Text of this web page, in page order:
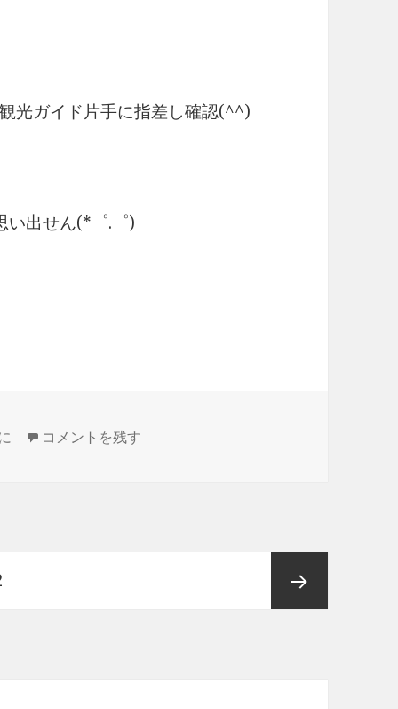
光ガイド片手に指差し確認(^^)
出せん(*゜.゜)ゞ
お盆休み に
コメントを残す